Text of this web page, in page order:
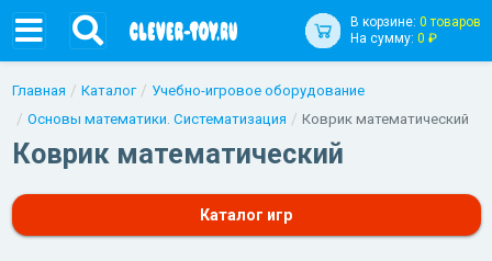
В корзине: 0 товаров
На сумму: 0 ₽
Главная Каталог
Учебно-игровое оборудование
Основы математики. Систематизация
Коврик математический
Коврик математический
Каталог игр